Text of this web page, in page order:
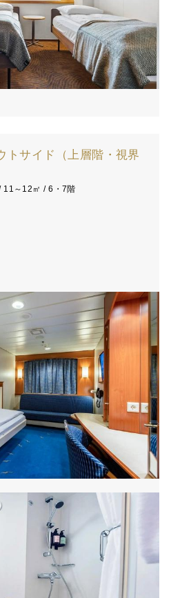
トサイド（上層階・視界
11～12㎡ / 6・7階